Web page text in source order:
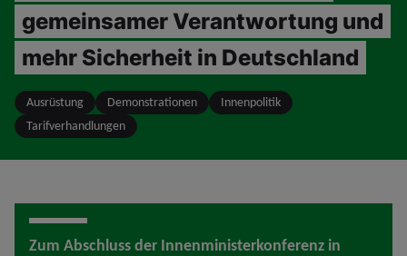
gemeinsamer Verantwortung und
mehr Sicherheit in Deutschland
Ausrüstung Demonstrationen
Innenpolitik
Tarifverhandlungen
Zum Abschluss der Innenministerkonferenz in